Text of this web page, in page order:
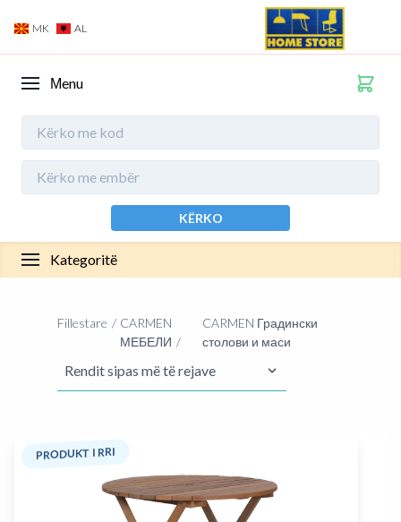
MK AL
Мenu
KËRKO
Kategoritë
Fillestare
CARMEN
МЕБЕЛИ
CARMEN Градински
столови и маси
PRODUKT I RRI